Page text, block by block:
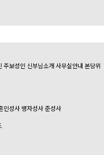
주보성인 신부님소개사무실안내 본당위
인성사 병자성사준성사